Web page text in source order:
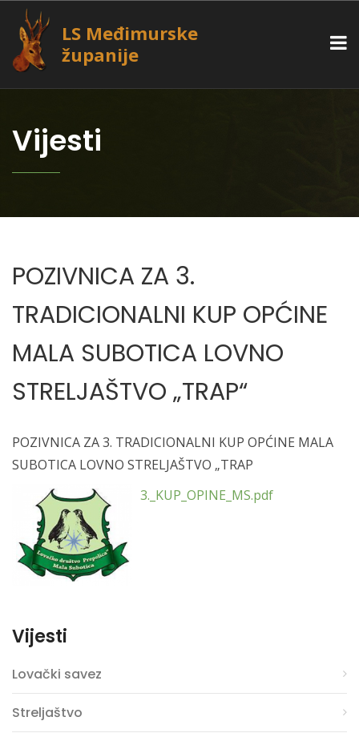
LS Međimurske
županije
Vijesti
POZIVNICA ZA 3.
TRADICIONALNI KUP OPĆINE
MALA SUBOTICA LOVNO
STRELJAŠTVO „TRAP“
POZIVNICA ZA 3. TRADICIONALNI KUP OPĆINE MALA
SUBOTICA LOVNO STRELJAŠTVO „TRAP
3._KUP_OPINE_MS.pdf
Vijesti
Lovački savez
Streljaštvo